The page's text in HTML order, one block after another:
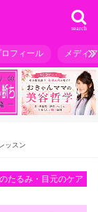
search
ロフィール メディ
ッスン
たるみ・目元のケア